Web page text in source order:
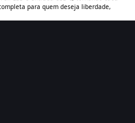
para quem deseja liberdade,